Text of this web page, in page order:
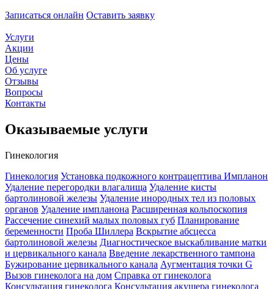
Записаться онлайн Оставить заявку
Услуги
Акции
Цены
Об услуге
Отзывы
Вопросы
Контакты
Оказываемые услуги
Гинекология
Гинекология Установка подкожного контрацептива Импланон
Удаление перегородки влагалища Удаление кисты
бартолиновой железы Удаление инородных тел из половых
органов Удаление импланона Расширенная кольпоскопия
Рассечение синехий малых половых губ Планирование
беременности Проба Шиллера Вскрытие абсцесса
бартолиновой железы Диагностическое выскабливание матки
и цервикального канала Введение лекарственного тампона
Бужирование цервикального канала Аугментация точки G
Вызов гинеколога на дом Справка от гинеколога
Консультация гинеколога Консультация акушера гинеколога